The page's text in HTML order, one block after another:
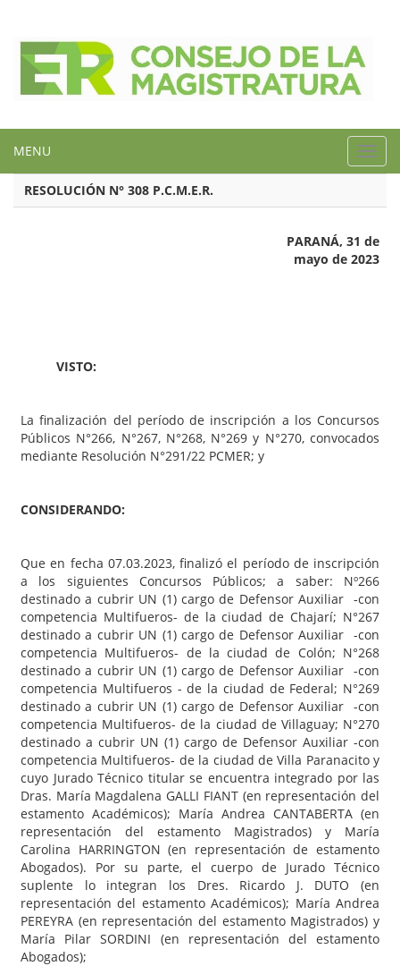
MENU
RESOLUCIÓN N° 308 P.C.M.E.R.
PARANÁ, 31 de
mayo de 2023
VISTO:
La finalización del período de inscripción a los Concursos
Públicos N°266, N°267, N°268, N°269 y N°270, convocados
mediante Resolución N°291/22 PCMER; y
CONSIDERANDO:
Que en fecha 07.03.2023, finalizó el período de inscripción
a los siguientes Concursos Públicos; a saber: Nº266
destinado a cubrir UN (1) cargo de Defensor Auxiliar -con
competencia Multifueros- de la ciudad de Chajarí; N°267
destinado a cubrir UN (1) cargo de Defensor Auxiliar -con
competencia Multifueros- de la ciudad de Colón; N°268
destinado a cubrir UN (1) cargo de Defensor Auxiliar -con
competencia Multifueros - de la ciudad de Federal; N°269
destinado a cubrir UN (1) cargo de Defensor Auxiliar -con
competencia Multifueros- de la ciudad de Villaguay; N°270
destinado a cubrir UN (1) cargo de Defensor Auxiliar -con
competencia Multifueros- de la ciudad de Villa Paranacito y
cuyo Jurado Técnico titular se encuentra integrado por las
Dras. María Magdalena GALLI FIANT (en representación del
estamento Académicos); María Andrea CANTABERTA (en
representación del estamento Magistrados) y María
Carolina HARRINGTON (en representación de estamento
Abogados). Por su parte, el cuerpo de Jurado Técnico
suplente lo integran los Dres. Ricardo J. DUTO (en
representación del estamento Académicos); María Andrea
PEREYRA (en representación del estamento Magistrados) y
María Pilar SORDINI (en representación del estamento
Abogados);